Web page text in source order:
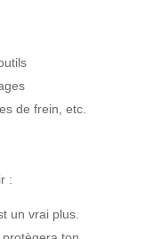
de frein, etc.
:
un vrai plus.